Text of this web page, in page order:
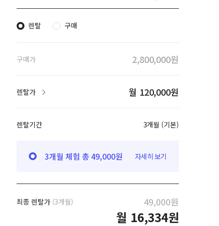
렌탈 구매
구매가 2,800,000원
렌탈가 월 120,000원
렌탈기간 3개월 (기본)
3개월 체험 총 49,000원 자세히 보기
최종 렌탈가(3개월) 49,000원
월 16,334원